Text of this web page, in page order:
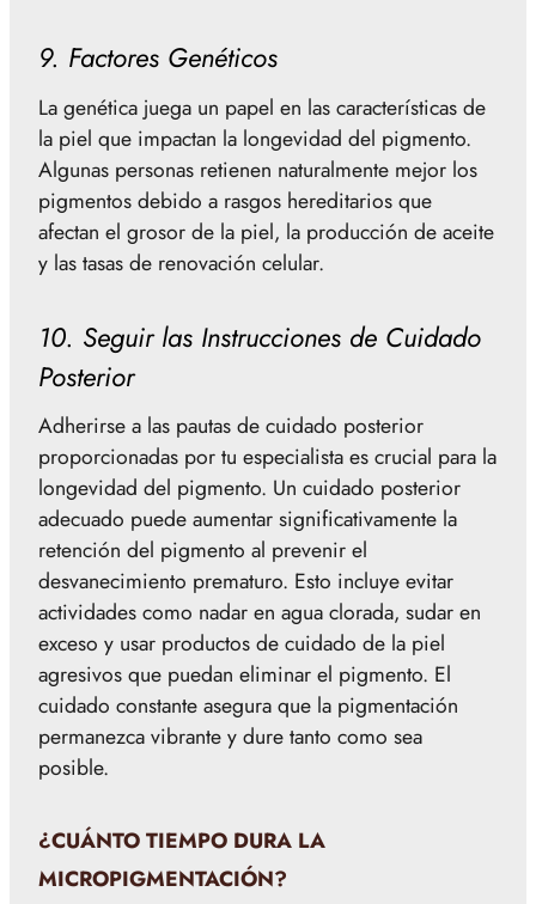
9. Factores Genéticos
La genética juega un papel en las características de
la piel que impactan la longevidad del pigmento.
Algunas personas retienen naturalmente mejor los
pigmentos debido a rasgos hereditarios que
afectan el grosor de la piel, la producción de aceite
y las tasas de renovación celular.
10. Seguir las Instrucciones de Cuidado
Posterior
Adherirse a las pautas de cuidado posterior
proporcionadas por tu especialista es crucial para la
longevidad del pigmento. Un cuidado posterior
adecuado puede aumentar significativamente la
retención del pigmento al prevenir el
desvanecimiento prematuro. Esto incluye evitar
actividades como nadar en agua clorada, sudar en
exceso y usar productos de cuidado de la piel
agresivos que puedan eliminar el pigmento. El
cuidado constante asegura que la pigmentación
permanezca vibrante y dure tanto como sea
posible.
¿CUÁNTO TIEMPO DURA LA
MICROPIGMENTACIÓN?